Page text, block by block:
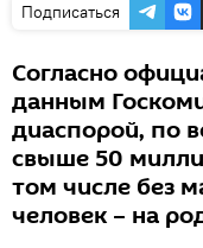
Подписаться
Согласно
данным
диаспорой, по
свыше 50
том числе без
человек – на